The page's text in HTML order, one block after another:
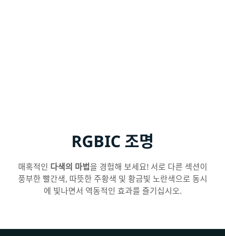
RGBIC 조명
매혹적인 다색의 마법을 경험해 보세요! 서로 다른 섹션이
풍부한 빨간색, 따뜻한 주황색 및 황금빛 노란색으로 동시
에 빛나면서 역동적인 효과를 즐기십시오.